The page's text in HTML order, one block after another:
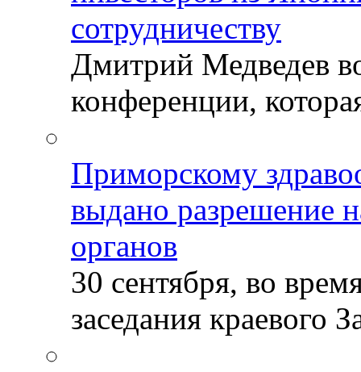
сотрудничеству
Дмитрий Медведев
конференции,
Приморскому
выдано разрешение
органов
30 сентября, во
заседания краевого